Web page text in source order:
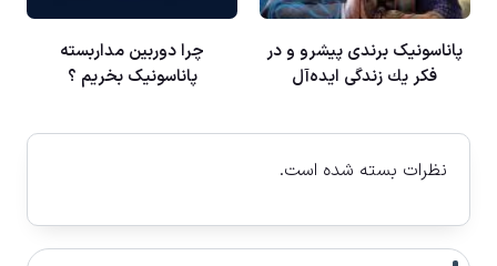
پاناسونيک برندی پيشرو و در
فكر يك زندگی ايده‌آل
چرا دوربين مداربسته
پاناسونيک بخريم ؟
نظرات بسته شده است.